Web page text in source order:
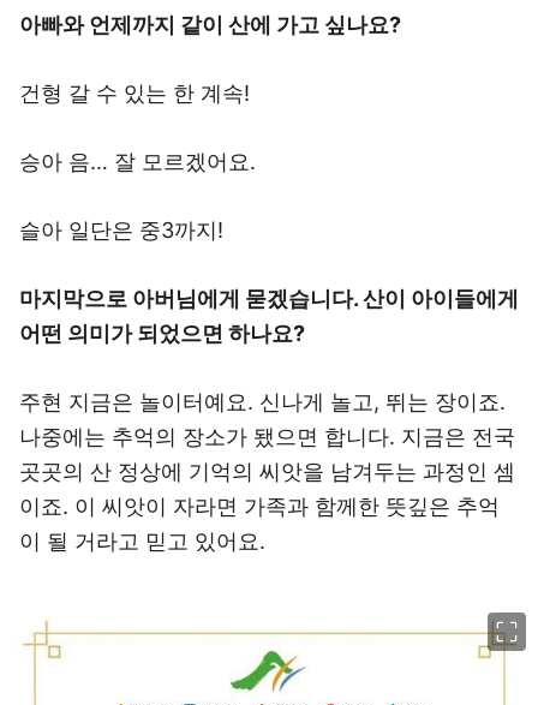
아빠와 언제까지 같이 산에 가고 싶나요?
건형 갈 수 있는 한 계속!
승아 음… 잘 모르겠어요.
슬아 일단은 중3까지!
마지막으로 아버님에게 묻겠습니다. 산이 아이들에게
어떤 의미가 되었으면 하나요?
주현 지금은 놀이터예요. 신나게 놀고, 뛰는 장이죠.
나중에는 추억의 장소가 됐으면 합니다. 지금은 전국
곳곳의 산 정상에 기억의 씨앗을 남겨두는 과정인 셈
이죠. 이 씨앗이 자라면 가족과 함께한 뜻깊은 추억
이 될 거라고 믿고 있어요.